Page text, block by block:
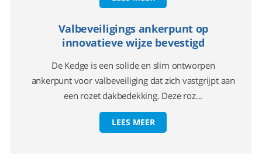
Valbeveiligings ankerpunt op
innovatieve wijze bevestigd
De Kedge is een solide en slim ontworpen
ankerpunt voor valbeveiliging dat zich vastgrijpt aan
een rozet dakbedekking. Deze roz...
LEES MEER